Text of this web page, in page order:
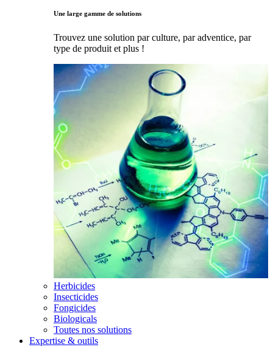
Une large gamme de solutions
Trouvez une solution par culture, par adventice, par
type de produit et plus !
Herbicides
Insecticides
Fongicides
Biologicals
Toutes nos solutions
Expertise & outils